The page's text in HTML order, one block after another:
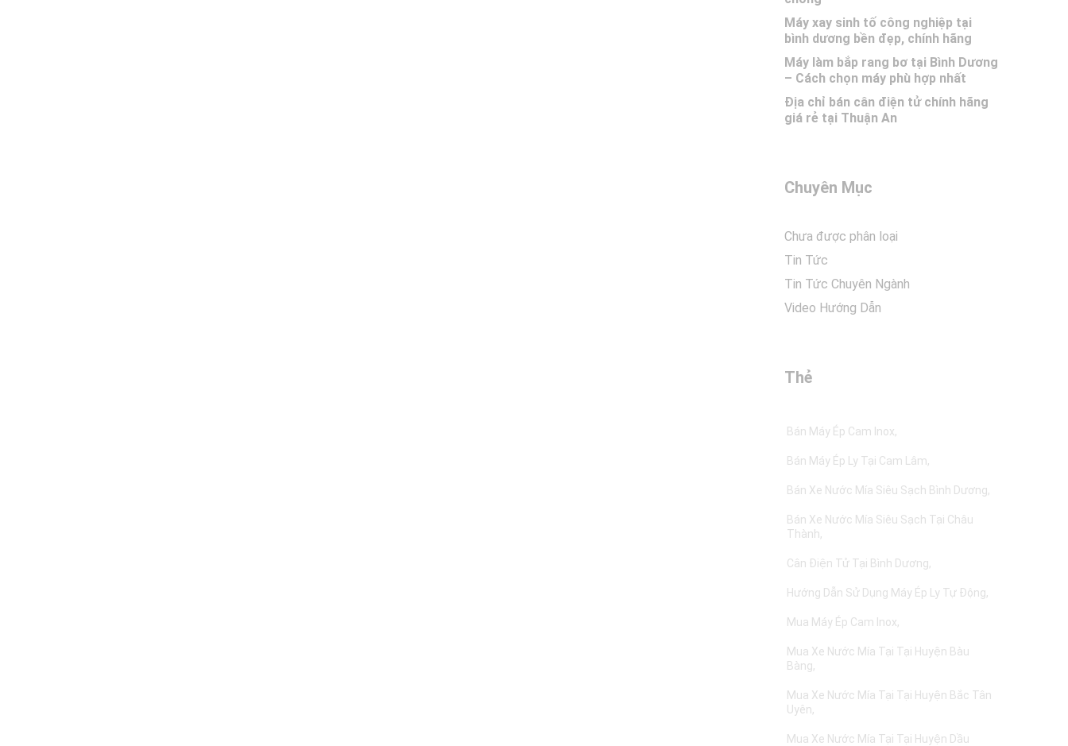
Máy xay sinh tố công nghiệp tại
bình dương bền đẹp, chính hãng
Máy làm bắp rang bơ tại Bình Dương
– Cách chọn máy phù hợp nhất
Địa chỉ bán cân điện tử chính hãng
giá rẻ tại Thuận An
Chuyên Mục
Chưa được phân loại
Tin Tức
Tin Tức Chuyên Ngành
Video Hướng Dẫn
Thẻ
Bán Máy Ép Cam Inox
Bán Máy Ép Ly Tại Cam Lâm
Bán Xe Nước Mía Siêu Sạch Bình Dương
Bán Xe Nước Mía Siêu Sạch Tại Châu
Thành
Cân Điện Tử Tại Bình Dương
Hướng Dẫn Sử Dụng Máy Ép Ly Tự Động
Mua Máy Ép Cam Inox
Mua Xe Nước Mía Tại Tại Huyện Bàu
Bàng
Mua Xe Nước Mía Tại Tại Huyện Bắc Tân
Uyên
Mua Xe Nước Mía Tại Tại Huyện Dầu